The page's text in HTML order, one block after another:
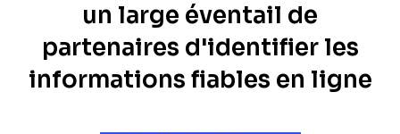
un large éventail de
partenaires d'identifier les
informations fiables en ligne